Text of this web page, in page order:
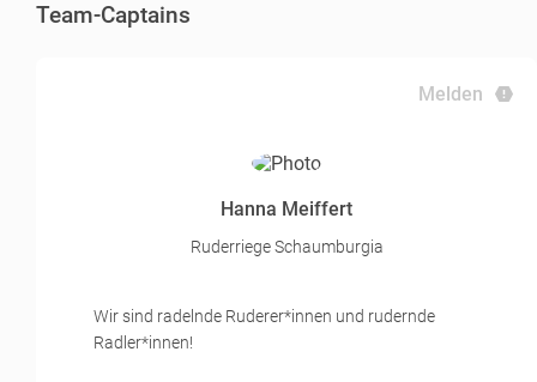
Team-Captains
Melden
Hanna Meiffert
Ruderriege Schaumburgia
Wir sind radelnde Ruderer*innen und rudernde
Radler*innen!